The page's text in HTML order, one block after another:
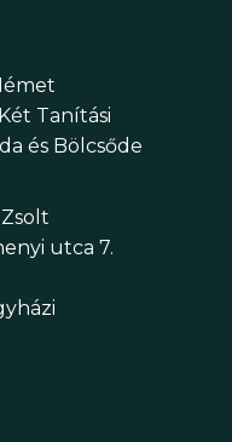
Tanítási
és Bölcsőde
utca 7.